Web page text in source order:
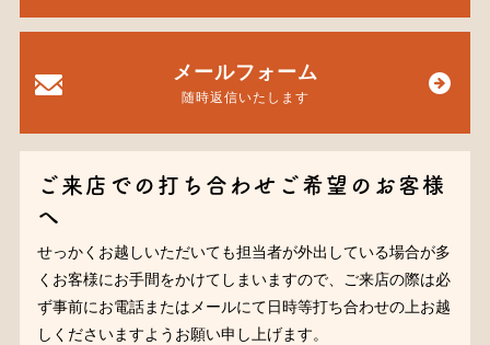
メールフォーム
随時返信いたします
ご来店での打ち合わせご希望のお客様
へ
せっかくお越しいただいても担当者が外出している場合が多
くお客様にお手間をかけてしまいますので、ご来店の際は必
ず事前にお電話またはメールにて日時等打ち合わせの上お越
しくださいますようお願い申し上げます。